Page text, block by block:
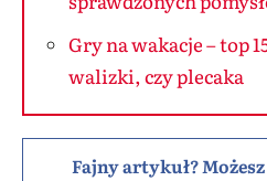
Gry na wakacje – top
walizki, czy plecaka
Fajny artykuł?